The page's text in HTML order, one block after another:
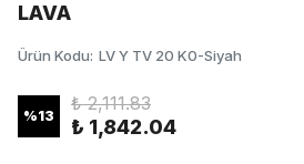
LAVA
Ürün Kodu: LV Y TV 20 K0-Siyah
%13
₺ 2,111.83
₺ 1,842.04